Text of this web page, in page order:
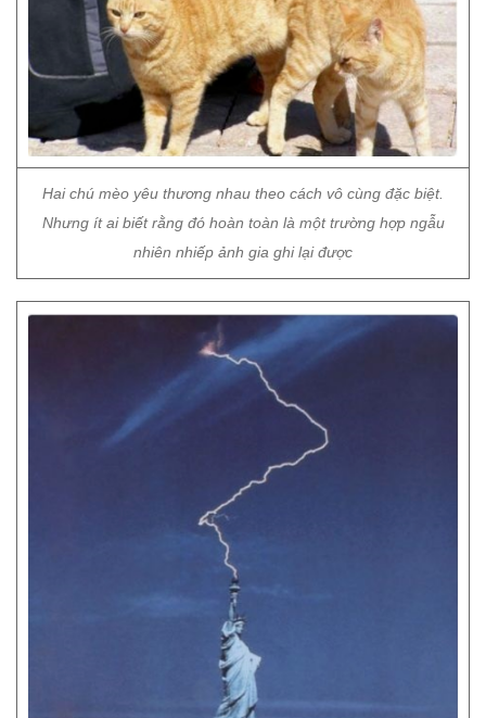
Hai chú mèo yêu thương nhau theo cách vô cùng đặc biệt.
Nhưng ít ai biết rằng đó hoàn toàn là một trường hợp ngẫu
nhiên nhiếp ảnh gia ghi lại được